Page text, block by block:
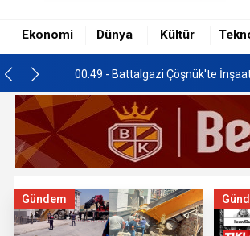
Ekonomi Dünya Kültür
00:49 - Battalgazi Çöşnük'te
01:00 - İkizce'de Freni Boşalan
Gündem